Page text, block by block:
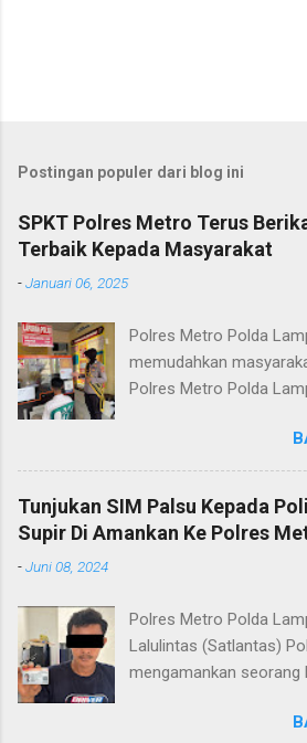
Postingan populer dari blog ini
SPKT Polres Metro Terus
Terbaik Kepada Masyarakat
-Januari 06, 2025
Polres Metro Polda
memudahkan
Polres Metro Polda
terkait layanan
pelayanan Identifikasi
kepada masyarakat.
mewujudkan pelayanan
Heri Sulistyo Nugroho
“SPKT Polres Metro
memberikan pelayanan
kepolisian, baik
Tunjukan SIM Palsu Kepada
Supir Di Amankan Ke Polres
-Juni 08, 2024
Polres Metro Polda
Lalulintas (Satlantas)
mengamankan seorang
Truk pelanggar